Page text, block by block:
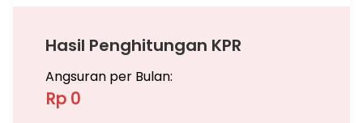
Hasil Penghitungan KPR
Angsuran per Bulan:
Rp 0